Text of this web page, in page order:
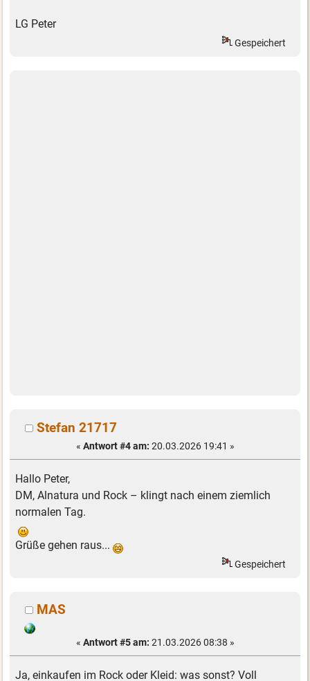
LG Peter
Gespeichert
Stefan 21717
« Antwort #4 am: 20.03.2026 19:41 »
Hallo Peter,
DM, Alnatura und Rock – klingt nach einem ziemlich
normalen Tag.
Grüße gehen raus...
Gespeichert
MAS
« Antwort #5 am: 21.03.2026 08:38 »
Ja, einkaufen im Rock oder Kleid: was sonst? Voll